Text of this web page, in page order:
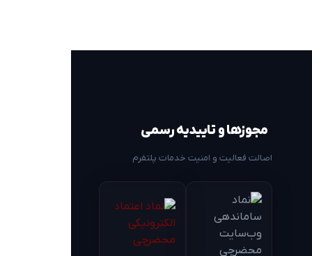
مجوزها و تاییدیه رسمی
اصالت فعالیت و امنیت خدمات پلتفرم